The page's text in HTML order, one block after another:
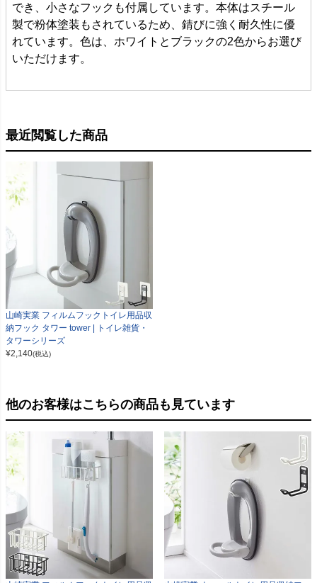
でき、小さなフックも付属しています。本体はスチール
製で粉体塗装もされているため、錆びに強く耐久性に優
れています。色は、ホワイトとブラックの2色からお選び
いただけます。
最近閲覧した商品
山崎実業 フィルムフックトイレ用品収
納フック タワー tower | トイレ雑貨・
タワーシリーズ
¥2,140(税込)
他のお客様はこちらの商品も見ています